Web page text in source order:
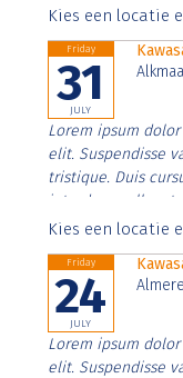
Aenean faucibus
Kies een locatie
Friday
31
JULY
Lorem ipsum
elit. Suspendisse
tristique. Duis
interdum nulla, ut
Aenean faucibus
Kies een locatie
Friday
24
JULY
Lorem ipsum
elit. Suspendisse